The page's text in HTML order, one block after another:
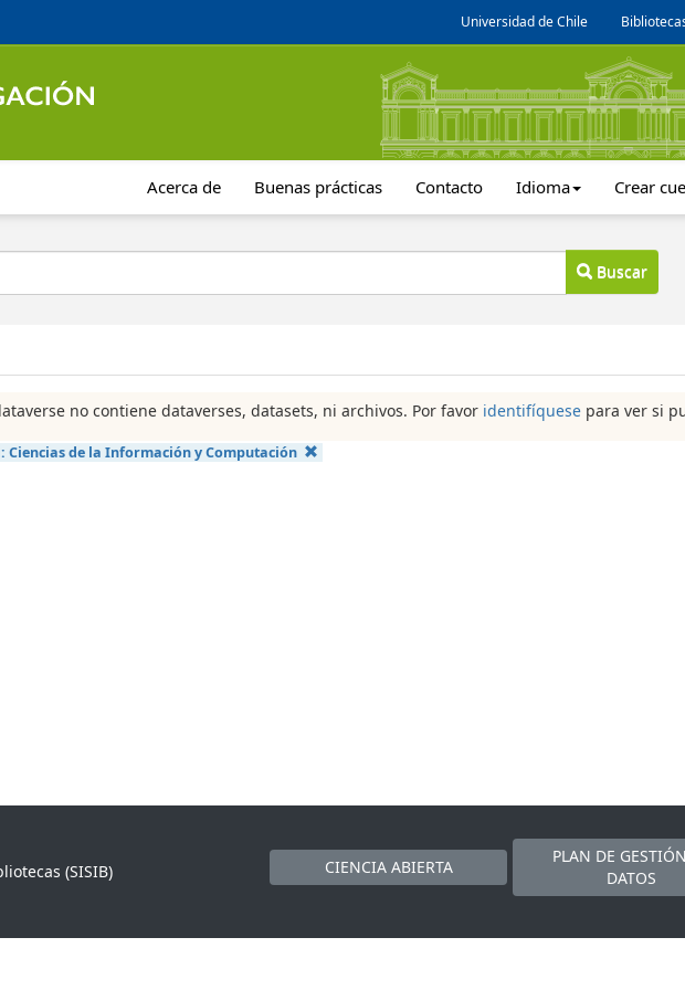
Universidad de Chile
Acerca de Buenas prácticas Contacto Idioma Crear
Buscar
no contiene dataverses, datasets, ni archivos. Por favor identifíquese para ver si
Ciencias de la Información y Computación
(SISIB)
CIENCIA ABIERTA
PLAN DE
DATOS